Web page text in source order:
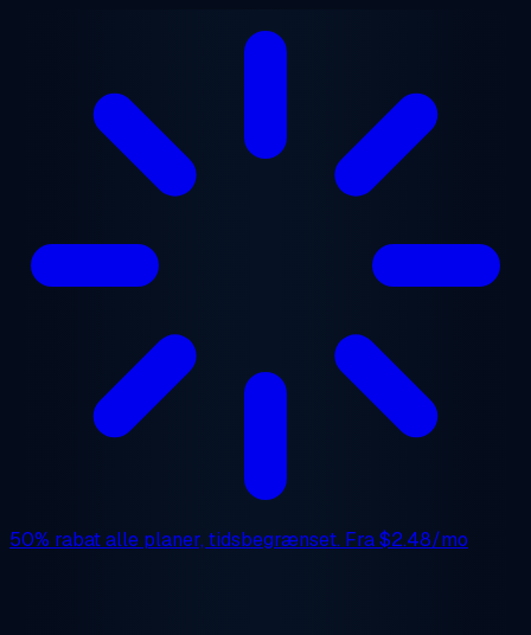
50% rabatalle planer, tidsbegrænset. Fra$2.48/mo